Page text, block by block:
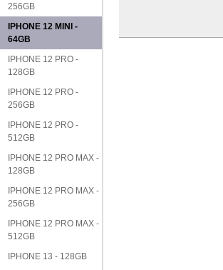
256GB
IPHONE 12 MINI -
64GB
IPHONE 12 PRO -
128GB
IPHONE 12 PRO -
256GB
IPHONE 12 PRO -
512GB
IPHONE 12 PRO MAX -
128GB
IPHONE 12 PRO MAX -
256GB
IPHONE 12 PRO MAX -
512GB
IPHONE 13 - 128GB